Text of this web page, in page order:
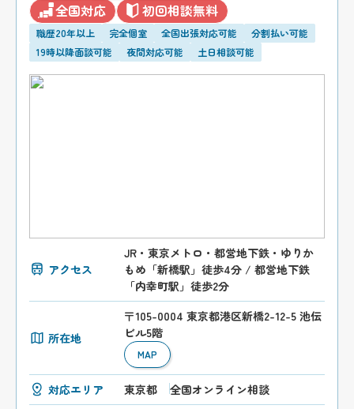
全国対応 初回相談無料
職歴20年以上 完全個室 全国出張対応可能
分割払い可能
19時以降面談可能
夜間対応可能 土日相談可能
アクセス
JR・東京メトロ・都営地下鉄・ゆりか
もめ「新橋駅」徒歩4分 / 都営地下鉄
「内幸町駅」徒歩2分
所在地
〒105-0004 東京都港区新橋2-12-5 池伝
ビル5階
MAP
対応エリア 東京都 全国オンライン相談